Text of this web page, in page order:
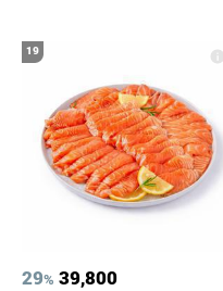
19
29% 39,800